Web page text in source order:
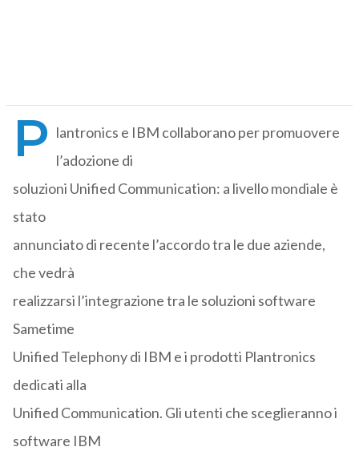
P lantronics e IBM collaborano per promuovere
l’adozione di
soluzioni Unified Communication: a livello mondiale è
stato
annunciato di recente l’accordo tra le due aziende,
che vedrà
realizzarsi l’integrazione tra le soluzioni software
Sametime
Unified Telephony di IBM e i prodotti Plantronics
dedicati alla
Unified Communication. Gli utenti che sceglieranno i
software IBM